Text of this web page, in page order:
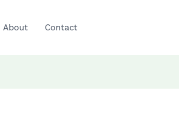
About Contact